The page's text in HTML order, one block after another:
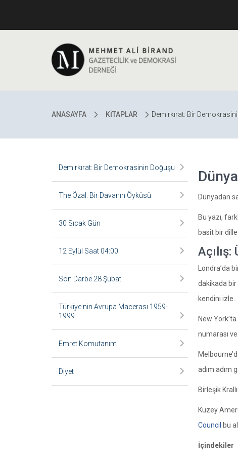
ANASAYFA KİTAPLAR Demirkırat: Bir
Demirkırat: Bir Demokrasinin Doğuşu
The Özal: Bir Davanın Öyküsü
30 Sıcak Gün
12 Eylül Saat 04:00
Son Darbe 28 Şubat
Türkiye nin Avrupa Macerası 1959-
1999
Emret Komutanım
Diyet
Dünyadan
Bu yazı,
basit bir
Londra’da
dakikada bir
kendini izle.
New
numarası
adım adım
Birleşik
Kuzey
Council bu
İçindekiler